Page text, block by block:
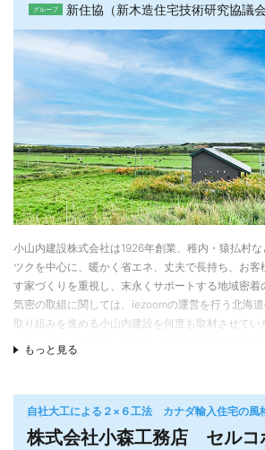
・スカート断熱
・軸間断熱105㎜(配管部分にも隙間なく充填)
・付加断熱セルボード50㎜
・天井二重断熱
・防湿土間基礎（ワイヤーメッシュ・コーキング処
・ウレタン処理（細部・配線など外部に関わる全て
・気密シート
・気密テープ
・気密ボックス
・気密測定による品質の一定化
このほかにも、
・スーパーハードボード+サウンドカットによる軽
・軽鉄天井下地により、耐火・湿気に効果を発揮
の負担を軽減
・第1種換気と併用することでよりきれいな空気環
これまでに、3600家族以上のお家に携わり、そこ
だからこそ提供できるおうちがあります。
てきた住まいづくりが多くのオーナーに支持された
続で「最新年間で最も売れている注文住宅会社」
に認定されています。 ※記録名｢最新年間で最も売
定対象年：2023年）
ダントツの住宅性能・豊富なラインアップも
超気密・超断熱性能と全館床暖房により、玄関や
家中が暖かく、ストーブやパネルヒーターいらず
房費を気にせず、ワンランク上の快適を届けてい
宅設備など多岐にわたる製品を自社グル―プで開発
品質な住まいを標準仕様、納得価格で提供していま
また、二世帯住宅や平屋、三階建てなど、敷地条件
適なプランを提案しています。
一条工務店の家づくりが分かる多彩な施設
示場など、一条工務店の家づくりを知ることができ
開催しています。石狩市の「札幌ハウジングテク
しめる施設です。 ※詳しくは下記の「開催中のイベ
みてください。
グループ 新住協（新木造住宅技術研究協議会
小山内建設株式会社は1926年創業、稚内・猿払村
ツクを中心に、暖かく省エネ、丈夫で長持ち、お
す家づくりを重視し、末永くサポートする地域密着
気密の取組に関しては、iezoomの運営を行う北海
取り組みを進める小山内建設を何度も取材させてい
いる。また２０００（平成12）年に大工を社員雇用
“賢く”暖かく住む家づくり
小山内建設が目指すのは、日照時間が少なく、厳し
る日本の最北地域においても、エネルギーをできる
もっと見る
自社大工による２×６工法 カナダ輸入住宅の風
株式会社小森工務店 セルコ